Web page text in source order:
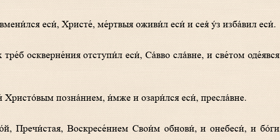
еси́, Христе́, ме́ртвыя оживи́л еси́ и сея́ у́з изба́вил еси́.
Христо́вым позна́нием, и́мже и озари́лся еси́, пресла́вне.
Пречи́стая, Воскресе́нием Свои́м обнови́, и онебеси́, и бо́ги